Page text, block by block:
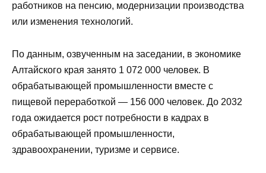
работников на пенсию, модернизации производства
или изменения технологий.
По данным, озвученным на заседании, в экономике
Алтайского края занято 1 072 000 человек. В
обрабатывающей промышленности вместе с
пищевой переработкой — 156 000 человек. До 2032
года ожидается рост потребности в кадрах в
обрабатывающей промышленности,
здравоохранении, туризме и сервисе.